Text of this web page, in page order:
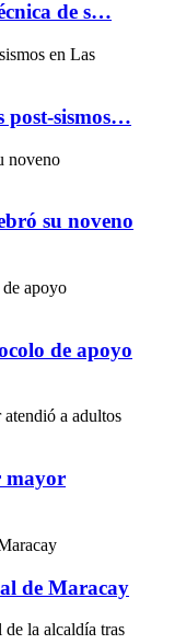
de s…
post-sismos…
su noveno
de apoyo
mayor
de Maracay